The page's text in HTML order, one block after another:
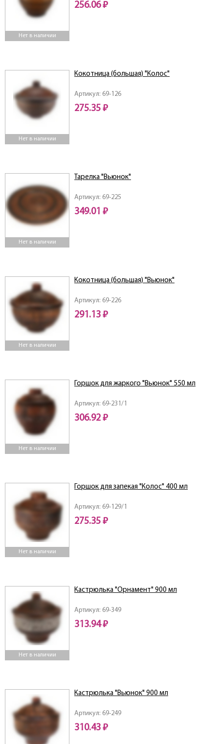
Нет в наличии
256.06 ₽
Нет в наличии
Артикул: 69-126
Кокотница (большая) "Колос"
275.35 ₽
Нет в наличии
Артикул: 69-225
Тарелка "Вьюнок"
349.01 ₽
Нет в наличии
Артикул: 69-226
Кокотница (большая) "Вьюнок"
291.13 ₽
Нет в наличии
Артикул: 69-231/1
Горшок для жаркого "Вьюнок" 550 мл
306.92 ₽
Нет в наличии
Артикул: 69-129/1
Горшок для запекая "Колос" 400 мл
275.35 ₽
Нет в наличии
Артикул: 69-349
Кастрюлька "Орнамент" 900 мл
313.94 ₽
Артикул: 69-249
Кастрюлька "Вьюнок" 900 мл
310.43 ₽